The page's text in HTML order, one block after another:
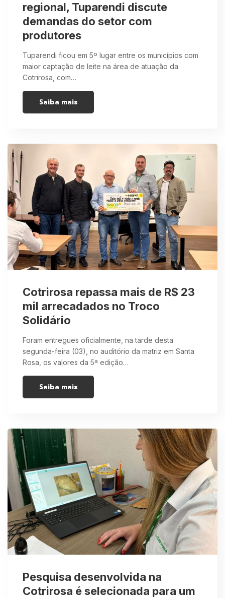
regional, Tuparendi discute
demandas do setor com
produtores
Tuparendi ficou em 5º lugar entre os municípios com
maior captação de leite na área de atuação da
Cotrirosa, com…
Saiba mais
Cotrirosa repassa mais de R$ 23
mil arrecadados no Troco
Solidário
Foram entregues oficialmente, na tarde desta
segunda-feira (03), no auditório da matriz em Santa
Rosa, os valores da 5ª edição…
Saiba mais
Pesquisa desenvolvida na
Cotrirosa é selecionada para um